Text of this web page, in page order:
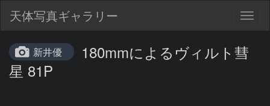
天体写真ギャラリー
新井優
180mmによるヴィルト彗
星 81P